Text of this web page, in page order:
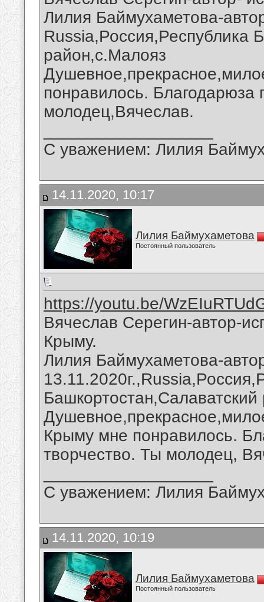
Лилия Баймухаметова-
Russia,Россия,Республика
район,с.Малояз
понравилось. Благодарюза
молодец,Вячеслав.
С уважением: Лилия
14.11.2020, 10:17
Лилия Баймухаметова
Постоянный пользователь
https://youtu.be/
Вячеслав Серегин-автор-
Крыму.
Лилия Баймухаметова-
Крыму мне понравилось.
творчество. Ты молодец,
С уважением: Лилия
14.11.2020, 10:19
Лилия Баймухаметова
Постоянный пользователь